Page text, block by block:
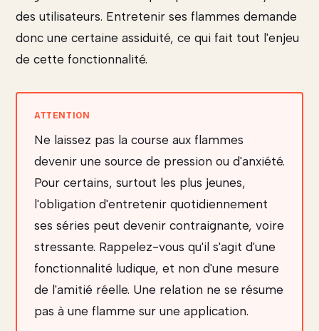
des utilisateurs. Entretenir ses flammes demande
donc une certaine assiduité, ce qui fait tout l'enjeu
de cette fonctionnalité.
Ne laissez pas la course aux flammes
devenir une source de pression ou d'anxiété.
Pour certains, surtout les plus jeunes,
l'obligation d'entretenir quotidiennement
ses séries peut devenir contraignante, voire
stressante. Rappelez-vous qu'il s'agit d'une
fonctionnalité ludique, et non d'une mesure
de l'amitié réelle. Une relation ne se résume
pas à une flamme sur une application.